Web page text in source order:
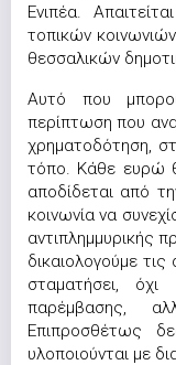
Ενιπέα.
τοπικών
θεσσαλικών
Αυτό που
περίπτωση που
χρηματοδότηση,
τόπο. Κάθε ευρώ
αποδίδεται από
κοινωνία να
αντιπλημμυρικής
δικαιολογούμε
σταματήσει,
παρέμβασης,
Επιπροσθέτως
υλοποιούνται με